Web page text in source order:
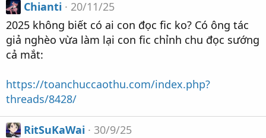
ư
ợ
t
t
h
í
h
Chianti
20/11/25
2025 không biết có ai con đọc fic ko? Có ông tác
giả nghèo vừa làm lại con fic chỉnh chu đọc sướng
cả mắt:
https://toanchuccaothu.com/index.php?
threads/8428/
RitSuKaWai
30/9/25